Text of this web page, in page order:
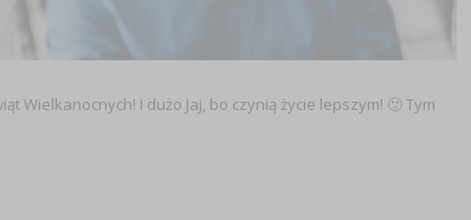
Wielkanocnych! I dużo Jaj, bo czynią życie lepszym! 🙂 Tym